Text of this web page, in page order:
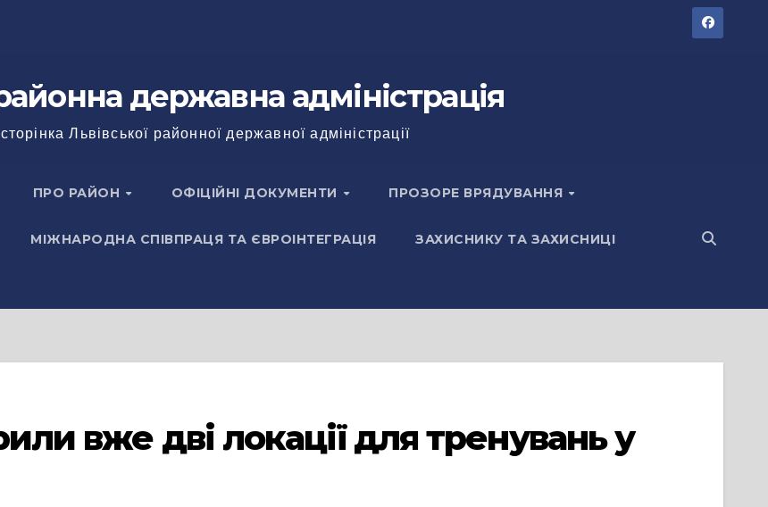
державна адміністрація
Львівської районної державної адміністрації
ПРО РАЙОН ОФІЦІЙНІ ДОКУМЕНТИ ПРОЗОРЕ ВРЯДУВАННЯ
МІЖНАРОДНА СПІВПРАЦЯ ТА ЄВРОІНТЕГРАЦІЯ ЗАХИСНИКУ ТА ЗАХИСНИЦІ
вже дві локації для тренувань у